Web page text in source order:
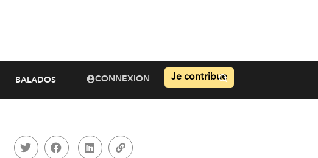
BALADOS CONNEXION Je contribue